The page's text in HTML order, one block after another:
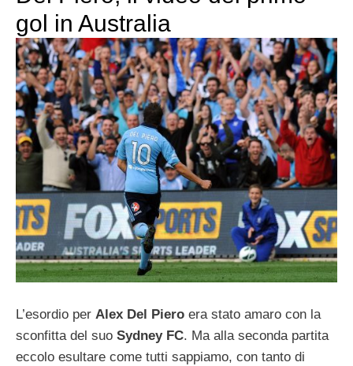
gol in Australia
L’esordio per Alex Del Piero era stato amaro con la
sconfitta del suo Sydney FC. Ma alla seconda partita
eccolo esultare come tutti sappiamo, con tanto di